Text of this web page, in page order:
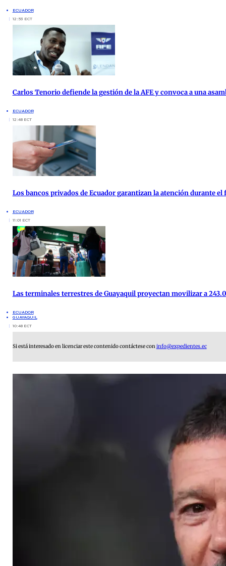
ECUADOR
12:53 ECT
Carlos Tenorio defiende la gestión de la AFE y convoca a una
ECUADOR
12:48 ECT
Los bancos privados de Ecuador garantizan la atención durante el
ECUADOR
11:01 ECT
Las terminales terrestres de Guayaquil proyectan movilizar a
ECUADOR
GUAYAQUIL
10:48 ECT
Si está interesado en licenciar este contenido contáctese coninfo@expedientes.ec